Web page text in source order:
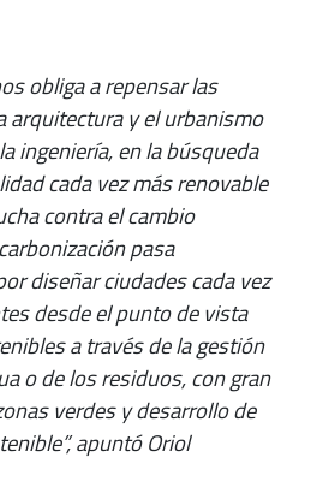
obliga a repensar las
arquitectura y el urbanismo
ingeniería, en la búsqueda
cada vez más renovable
contra el cambio
pasa
diseñar ciudades cada vez
desde el punto de vista
a través de la gestión
o de los residuos, con gran
verdes y desarrollo de
apuntó Oriol